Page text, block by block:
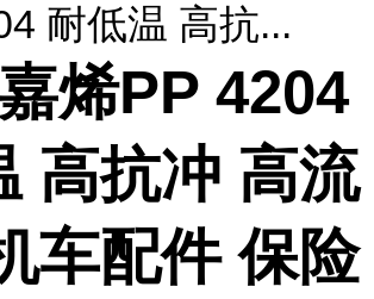
耐低温 高抗...
烯PP 4204
高抗冲 高流
车配件 保险